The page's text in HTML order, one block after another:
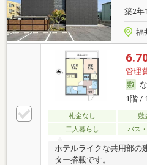
築2年
福
管理
1階 /
礼金なし 敷
二人暮らし
バス
ホテルライクな共用部の
ター搭載です。